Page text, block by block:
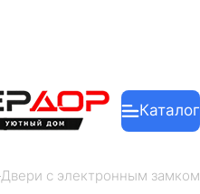
Каталог
Двери с электронным замком